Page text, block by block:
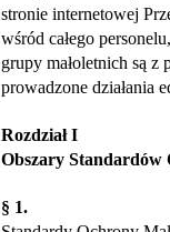
stronie internetowej
wśród całego
grupy małoletnich są z
prowadzone działania
Rozdział I
Obszary Standardów
§ 1.